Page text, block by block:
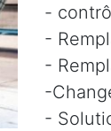
-
-
-
-
-